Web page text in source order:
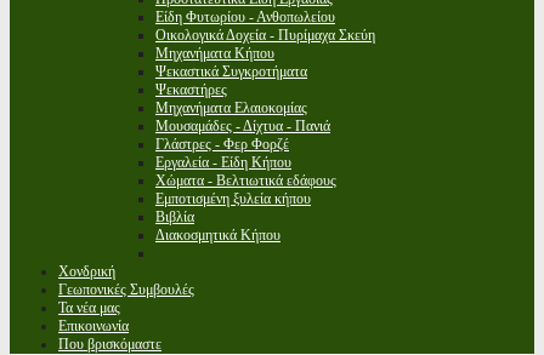
Είδη Φυτωρίου - Ανθοπωλείου
Οικολογικά Δοχεία - Πυρίμαχα Σκεύη
Μηχανήματα Κήπου
Ψεκαστικά Συγκροτήματα
Ψεκαστήρες
Μηχανήματα Ελαιοκομίας
Μουσαμάδες - Δίχτυα - Πανιά
Γλάστρες - Φερ Φορζέ
Εργαλεία - Είδη Κήπου
Χώματα - Βελτιωτικά εδάφους
Εμποτισμένη ξυλεία κήπου
Βιβλία
Διακοσμητικά Κήπου
Χονδρική
Γεωπονικές Συμβουλές
Τα νέα μας
Επικοινωνία
Που βρισκόμαστε